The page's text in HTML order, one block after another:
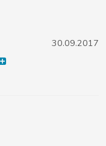
30.09.2017